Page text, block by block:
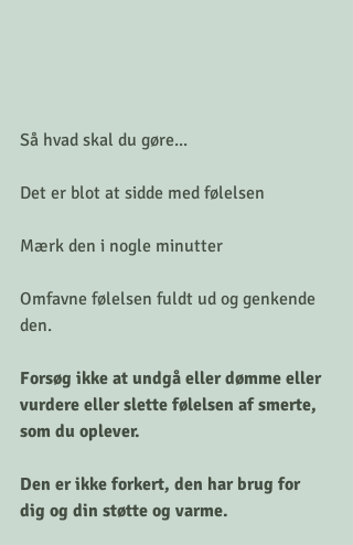
Så hvad skal du gøre...
Det er blot at sidde med følelsen
Mærk den i nogle minutter
Omfavne følelsen fuldt ud og genkende
den.
Forsøg ikke at undgå eller dømme eller
vurdere eller slette følelsen af smerte,
som du oplever.
Den er ikke forkert, den har brug for
dig og din støtte og varme.